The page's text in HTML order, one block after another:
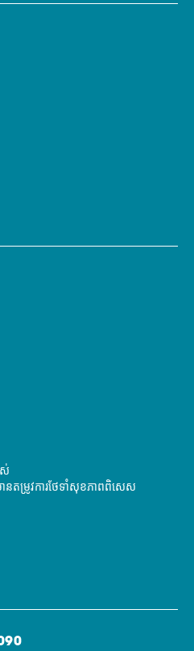
ស់
នតម្រូវការថែទាំសុខភាពពិសេស